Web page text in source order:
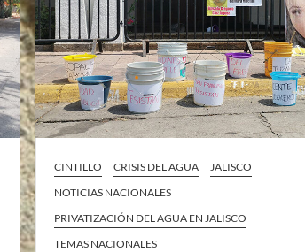
CINTILLO CRISIS DEL AGUA
JALISCO
NOTICIAS NACIONALES
PRIVATIZACIÓN DEL AGUA EN JALISCO
TEMAS NACIONALES